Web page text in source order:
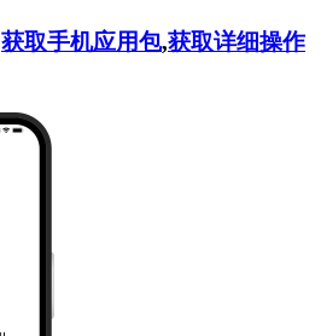
获取手机应用包,获取详细操作